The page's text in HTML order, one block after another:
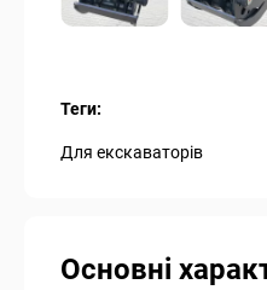
Теги:
Для екскаваторів
Основні